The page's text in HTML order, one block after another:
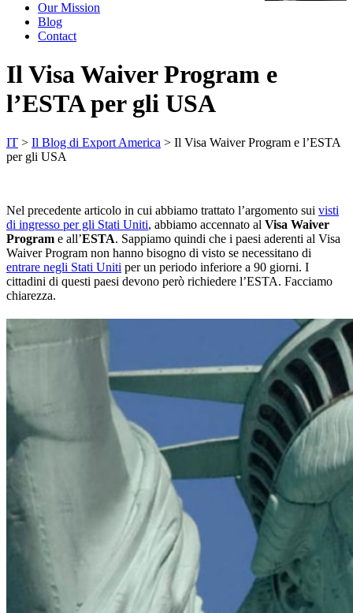
Our Mission
Blog
Contact
Il Visa Waiver Program e
l’ESTA per gli USA
IT > Il Blog di Export America > Il Visa Waiver Program e l’ESTA
per gli USA
Nel precedente articolo in cui abbiamo trattato l’argomento sui visti
di ingresso per gli Stati Uniti, abbiamo accennato al Visa Waiver
Program e all’ESTA. Sappiamo quindi che i paesi aderenti al Visa
Waiver Program non hanno bisogno di visto se necessitano di
entrare negli Stati Uniti per un periodo inferiore a 90 giorni. I
cittadini di questi paesi devono però richiedere l’ESTA. Facciamo
chiarezza.